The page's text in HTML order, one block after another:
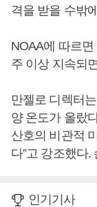
격을 받을 수밖
NOAA에 따르
주 이상 지속되
만젤로 디렉터
양 온도가 올랐
산호의 비관적
다”고 강조했다.
인기기사